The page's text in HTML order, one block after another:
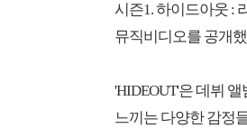
시즌1. 하이드아웃 :
뮤직비디오를 공개
'HIDEOUT'은 데뷔
느끼는 다양한 감정